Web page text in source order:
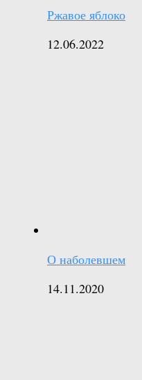
Ржавое яблоко
12.06.2022
О наболевшем
14.11.2020